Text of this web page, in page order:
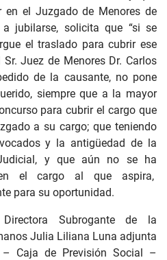
el Juzgado de Menores de
jubilarse, solicita que “si se
el traslado para cubrir ese
Juez de Menores Dr. Carlos
de la causante, no pone
siempre que a la mayor
para cubrir el cargo que
a su cargo; que teniendo
y la antigüedad de la
y que aún no se ha
el cargo al que aspira,
para su oportunidad.
Subrogante de la
Julia Liliana Luna adjunta
– Caja de Previsión Social –